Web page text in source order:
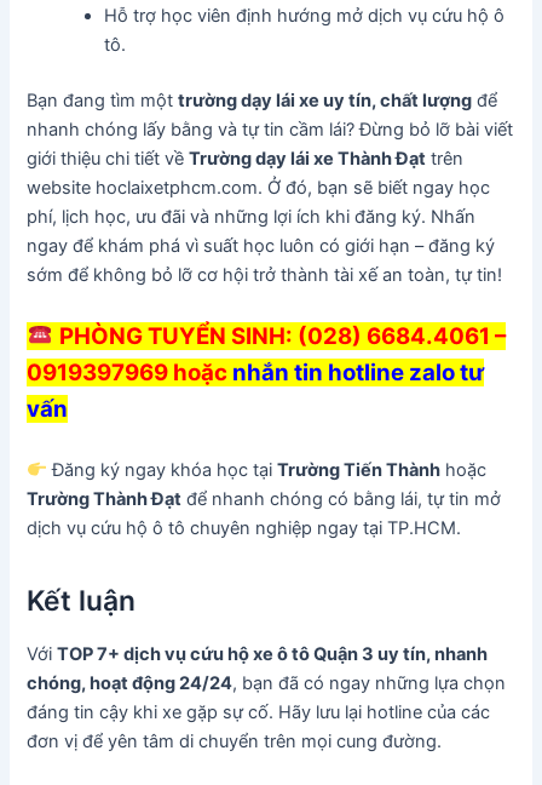
Hỗ trợ học viên định hướng mở dịch vụ cứu hộ ô
tô.
Bạn đang tìm mộttrường dạy lái xe uy tín, chất lượng để
nhanh chóng lấy bằng và tự tin cầm lái? Đừng bỏ lỡ bài viết
giới thiệu chi tiết vềTrường dạy lái xe Thành Đạt trên
website hoclaixetphcm.com. Ở đó, bạn sẽ biết ngay học
phí, lịch học, ưu đãi và những lợi ích khi đăng ký. Nhấn
ngay để khám phá vì suất học luôn có giới hạn – đăng ký
sớm để không bỏ lỡ cơ hội trở thành tài xế an toàn, tự tin!
PHÒNG TUYỂN SINH: (028) 6684.4061 –
0919397969 hoặc nhắn tin hotline zalo tư
vấn
Đăng ký ngay khóa học tạiTrường Tiến Thành hoặc
Trường Thành Đạt để nhanh chóng có bằng lái, tự tin mở
dịch vụ cứu hộ ô tô chuyên nghiệp ngay tại TP.HCM.
Kết luận
VớiTOP 7+ dịch vụ cứu hộ xe ô tô Quận 3 uy tín, nhanh
chóng, hoạt động 24/24, bạn đã có ngay những lựa chọn
đáng tin cậy khi xe gặp sự cố. Hãy lưu lại hotline của các
đơn vị để yên tâm di chuyển trên mọi cung đường.